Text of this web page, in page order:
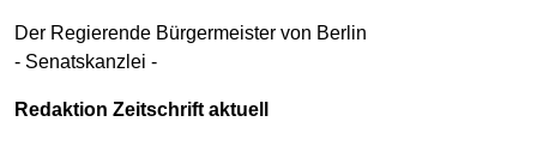
Der Regierende Bürgermeister von Berlin
- Senatskanzlei -
Redaktion Zeitschrift aktuell